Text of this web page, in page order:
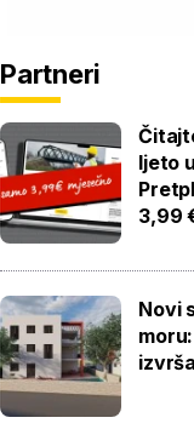
Partneri
ljeto
3,99
Novi